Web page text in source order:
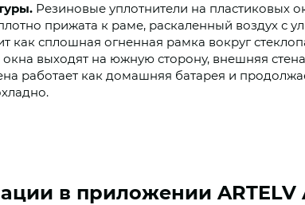
Резиновые уплотнители на пластиковых
прижата к раме, раскаленный воздух с
как сплошная огненная рамка вокруг
окна выходят на южную сторону, внешняя
работает как домашняя батарея и
в приложении